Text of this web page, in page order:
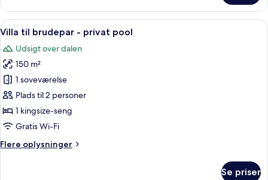
villa
privat
Indlæs
alle
billeder
af
Villa
til
brudepar
-
pool
Et rummeligt værelse med en stor
15
Villa til brudepar - privat pool
Udsigt over dalen
150 m²
1 soveværelse
Plads til 2 personer
1 kingsize-seng
Gratis Wi-Fi
Flere oplysninger
Flere
Se priser